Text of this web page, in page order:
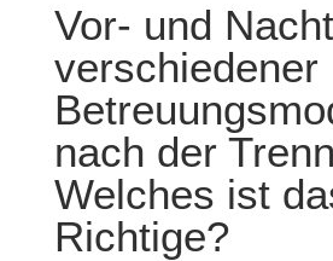
Vor- und
verschiedener
nach der
Welches ist
Richtige?